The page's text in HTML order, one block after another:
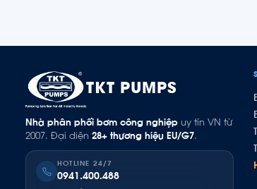
TKT PUMPS
Nhà phân phối bơm công nghiệp uy tín VN từ
2007. Đại diện 28+ thương hiệu EU/G7.
HOTLINE 24/7
0941.400.488